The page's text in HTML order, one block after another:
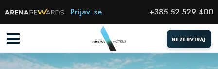
Prijavi se +385 52 529 400
REZERVIRAJ